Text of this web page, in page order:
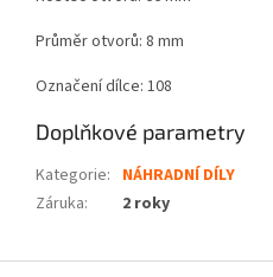
Průměr otvorů: 8 mm
Označení dílce: 108
Doplňkové parametry
Kategorie: NÁHRADNÍ DÍLY
Záruka: 2 roky